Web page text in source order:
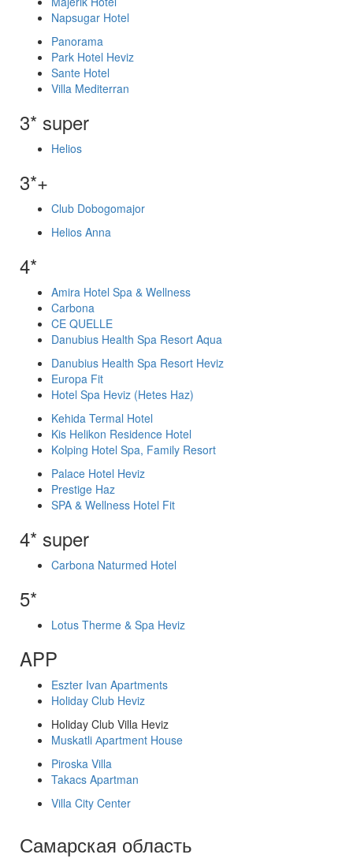
Napsugar Hotel
Panorama
Park Hotel Heviz
Sante Hotel
Villa Mediterran
3* super
Helios
3*+
Club Dobogomajor
Helios Anna
4*
Amira Hotel Spa & Wellness
Carbona
CE QUELLE
Danubius Health Spa Resort Aqua
Danubius Health Spa Resort Heviz
Europa Fit
Hotel Spa Heviz (Hetes Haz)
Kehida Termal Hotel
Kis Helikon Residence Hotel
Kolping Hotel Spa, Family Resort
Palace Hotel Heviz
Prestige Haz
SPA & Wellness Hotel Fit
4* super
Carbona Naturmed Hotel
5*
Lotus Therme & Spa Heviz
APP
Eszter Ivan Apartments
Holiday Club Heviz
Holiday Club Villa Heviz
Muskatli Аpartment House
Piroska Villa
Takacs Apartman
Villa City Center
Самарская область